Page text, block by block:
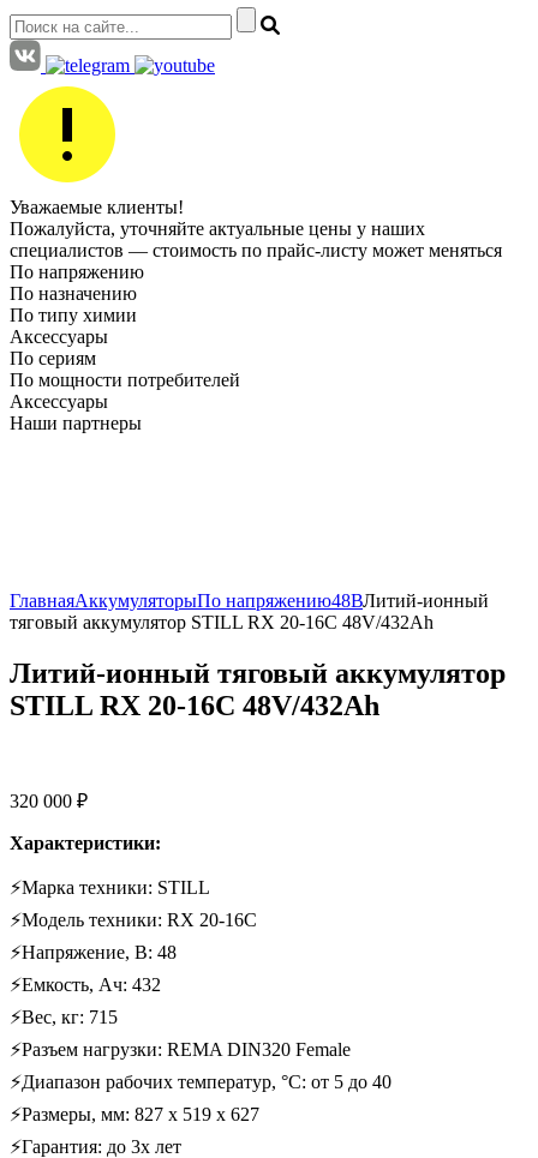
Уважаемые клиенты!
Пожалуйста, уточняйте актуальные цены у наших
специалистов — стоимость по прайс‑листу может меняться
По напряжению
По назначению
По типу химии
Аксессуары
По сериям
По мощности потребителей
Аксессуары
Наши партнеры
ГлавнаяАккумуляторыПо напряжению48ВЛитий-ионный
тяговый аккумулятор STILL RX 20-16C 48V/432Ah
Литий-ионный тяговый аккумулятор
STILL RX 20-16C 48V/432Ah
320 000 ₽
Характеристики:
⚡Марка техники: STILL
⚡Модель техники: RX 20-16C
⚡Напряжение, В: 48
⚡Емкость, Ач: 432
⚡Вес, кг: 715
⚡Разъем нагрузки: REMA DIN320 Female
⚡Диапазон рабочих температур, °C: от 5 до 40
⚡Размеры, мм: 827 х 519 х 627
⚡Гарантия: до 3х лет